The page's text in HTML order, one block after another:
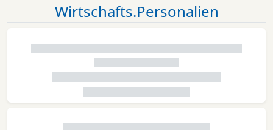
Wirtschafts.Personalien